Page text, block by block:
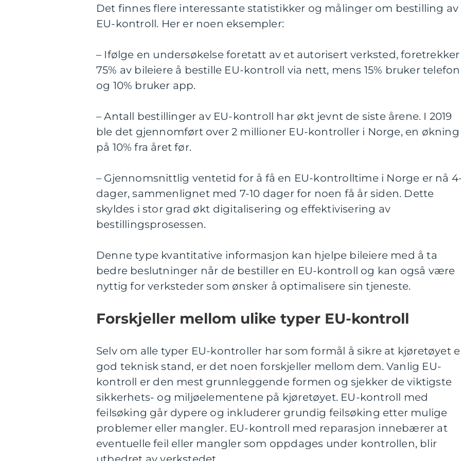
Det finnes flere interessante statistikker og målinger om bestilling av
EU-kontroll. Her er noen eksempler:
– Ifølge en undersøkelse foretatt av et autorisert verksted, foretrekker
75% av bileiere å bestille EU-kontroll via nett, mens 15% bruker telefon
og 10% bruker app.
– Antall bestillinger av EU-kontroll har økt jevnt de siste årene. I 2019
ble det gjennomført over 2 millioner EU-kontroller i Norge, en økning
på 10% fra året før.
– Gjennomsnittlig ventetid for å få en EU-kontrolltime i Norge er nå
dager, sammenlignet med 7-10 dager for noen få år siden. Dette
skyldes i stor grad økt digitalisering og effektivisering av
bestillingsprosessen.
Denne type kvantitative informasjon kan hjelpe bileiere med å ta
bedre beslutninger når de bestiller en EU-kontroll og kan også være
nyttig for verksteder som ønsker å optimalisere sin tjeneste.
Forskjeller mellom ulike typer EU-kontroll
Selv om alle typer EU-kontroller har som formål å sikre at kjøretøyet
god teknisk stand, er det noen forskjeller mellom dem. Vanlig EU-
kontroll er den mest grunnleggende formen og sjekker de viktigste
sikkerhets- og miljøelementene på kjøretøyet. EU-kontroll med
feilsøking går dypere og inkluderer grundig feilsøking etter mulige
problemer eller mangler. EU-kontroll med reparasjon innebærer at
eventuelle feil eller mangler som oppdages under kontrollen, blir